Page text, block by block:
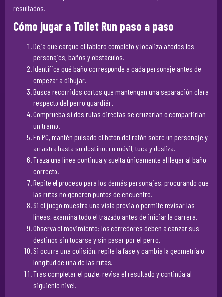
resultados.
Cómo jugar a Toilet Run paso a paso
Deja que cargue el tablero completo y localiza a todos los
personajes, baños y obstáculos.
Identifica qué baño corresponde a cada personaje antes de
empezar a dibujar.
Busca recorridos cortos que mantengan una separación clara
respecto del perro guardián.
Comprueba si dos rutas directas se cruzarían o compartirían
un tramo.
En PC, mantén pulsado el botón del ratón sobre un personaje y
arrastra hasta su destino; en móvil, toca y desliza.
Traza una línea continua y suelta únicamente al llegar al baño
correcto.
Repite el proceso para los demás personajes, procurando que
las rutas no generen puntos de encuentro.
Si el juego muestra una vista previa o permite revisar las
líneas, examina todo el trazado antes de iniciar la carrera.
Observa el movimiento: los corredores deben alcanzar sus
destinos sin tocarse y sin pasar por el perro.
Si ocurre una colisión, repite la fase y cambia la geometría o
longitud de una de las rutas.
Tras completar el puzle, revisa el resultado y continúa al
siguiente nivel.